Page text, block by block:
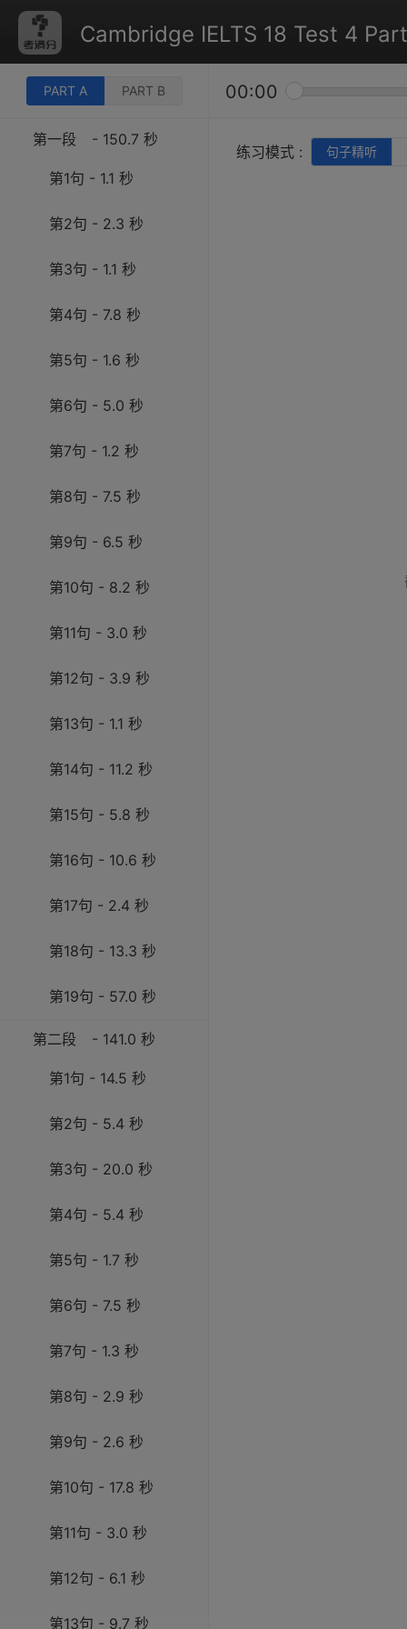
Cambridge IELTS 18 Test 4
PART A PART B 00:00
第一段 - 150.7 秒
第1句 - 1.1 秒
第2句 - 2.3 秒
第3句 - 1.1 秒
第4句 - 7.8 秒
第5句 - 1.6 秒
第6句 - 5.0 秒
第7句 - 1.2 秒
第8句 - 7.5 秒
第9句 - 6.5 秒
第10句 - 8.2 秒
第11句 - 3.0 秒
第12句 - 3.9 秒
第13句 - 1.1 秒
第14句 - 11.2 秒
第15句 - 5.8 秒
第16句 - 10.6 秒
第17句 - 2.4 秒
第18句 - 13.3 秒
第19句 - 57.0 秒
第二段 - 141.0 秒
第1句 - 14.5 秒
第2句 - 5.4 秒
第3句 - 20.0 秒
第4句 - 5.4 秒
第5句 - 1.7 秒
第6句 - 7.5 秒
第7句 - 1.3 秒
第8句 - 2.9 秒
第9句 - 2.6 秒
第10句 - 17.8 秒
第11句 - 3.0 秒
第12句 - 6.1 秒
第13句 - 9.7 秒
练习模式 : 句子精听